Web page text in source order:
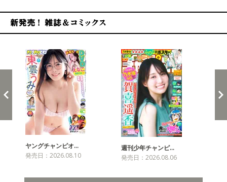
ヤングチャンピオ…
発売日：2026.08.10
週刊少年チャンピ…
発売日：2026.08.06